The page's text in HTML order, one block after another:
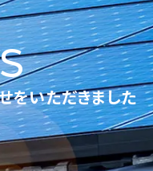
をいただきました